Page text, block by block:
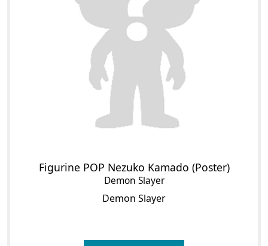
Figurine POP Nezuko Kamado (Poster)
Demon Slayer
Demon Slayer